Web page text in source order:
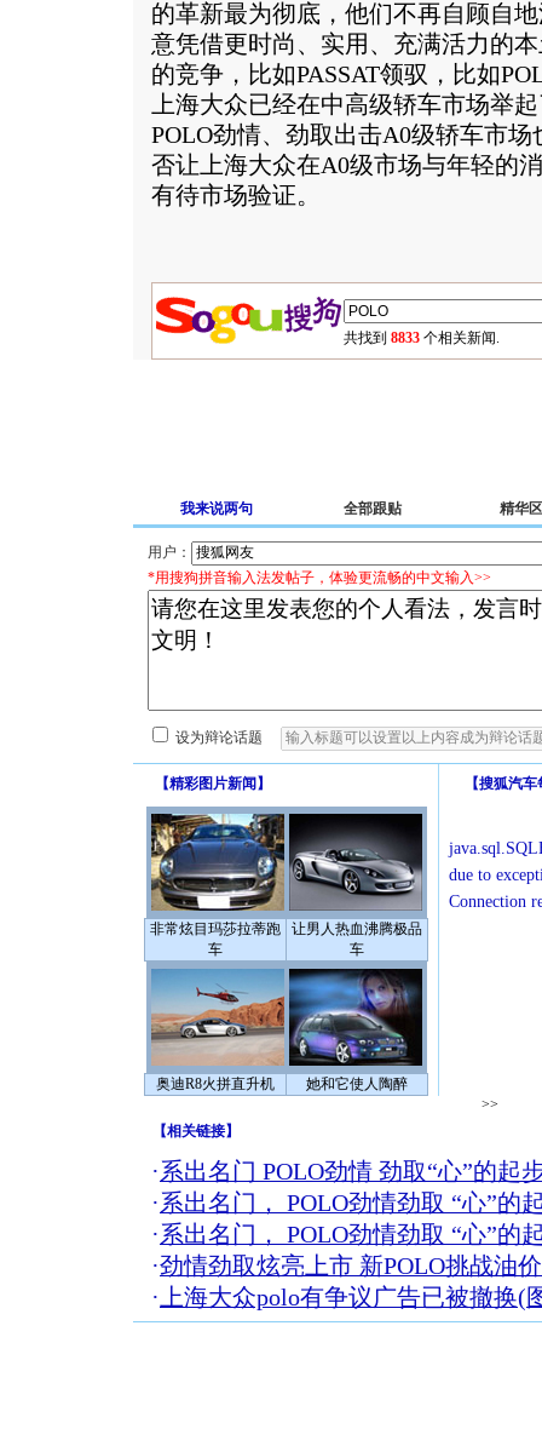
的革新最为彻底，他们不再自顾自
意凭借更时尚、实用、充满活力的
的竞争，比如PASSAT领驭，比如
上海大众已经在中高级轿车市场举
POLO劲情、劲取出击A0级轿车市
否让上海大众在A0级市场与年轻的
有待市场验证。
共找到 8833 个相关新闻.
我来说两句 全部跟贴 精华区
用户：
*用搜狗拼音输入法发帖子，体验更流畅的中文输入>>
设为辩论话题
【精彩图片新闻 】
非常炫目玛莎拉蒂跑
车
让男人热血沸腾极品
车
奥迪R8火拼直升机 她和它使人陶醉
【搜狐汽车
due to
Connection
>>
【相关链接】
· 系出名门 POLO劲情 劲取“心”的起
· 系出名门， POLO劲情劲取 “心”的
· 系出名门， POLO劲情劲取 “心”的
·劲情劲取炫亮上市 新POLO挑战油
· 上海大众polo有争议广告已被撤换(